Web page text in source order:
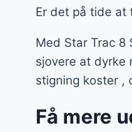
Er det på tide
Med Star Trac 8
sjovere at dyrke
stigning koster ,
Få mere